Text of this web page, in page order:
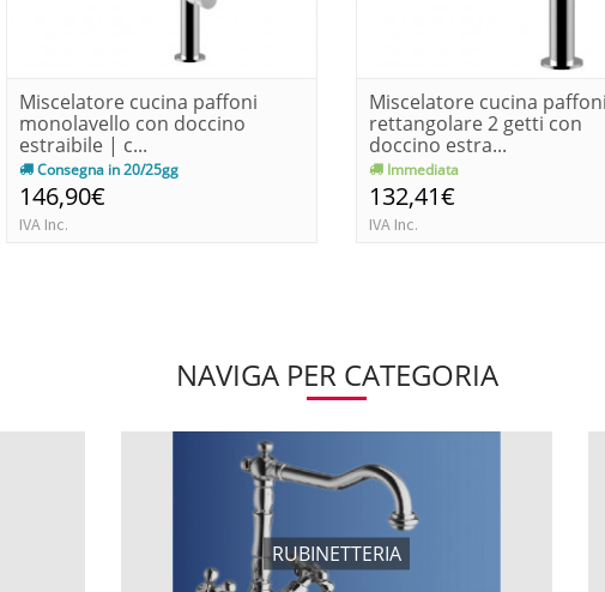
Miscelatore cucina paffoni
monolavello con doccino
estraibile | c...
Consegna in 20/25gg
146,90€
IVA Inc.
Miscelatore cucina paffoni
rettangolare 2 getti con
doccino estra...
Immediata
132,41€
IVA Inc.
NAVIGA PER CATEGORIA
RUBINETTERIA